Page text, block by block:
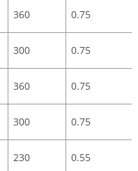
360 0.75
300 0.75
360 0.75
300 0.75
230 0.55